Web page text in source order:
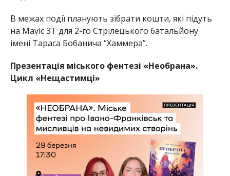
В межах події планують зібрати кошти, які підуть
на Mavic 3T для 2-го Стрілецького батальйону
імені Тараса Бобанича “Хаммера”.
Презентація міського фентезі «Необрана».
Цикл «Нещастимці»